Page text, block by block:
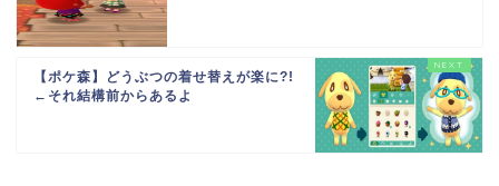
【ポケ森】どうぶつの着せ替えが楽に?!
←それ結構前からあるよ